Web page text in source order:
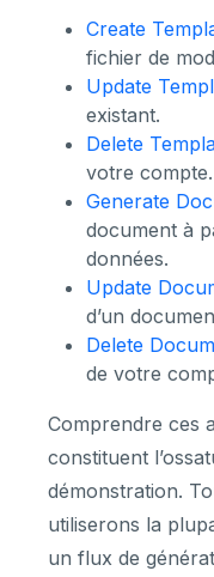
Create
fichier de
Update
existant.
Delete
votre compte.
Generate
document à
données.
Update
d’un
Delete
de votre
Comprendre ces
constituent
démonstration.
utiliserons la
un flux de